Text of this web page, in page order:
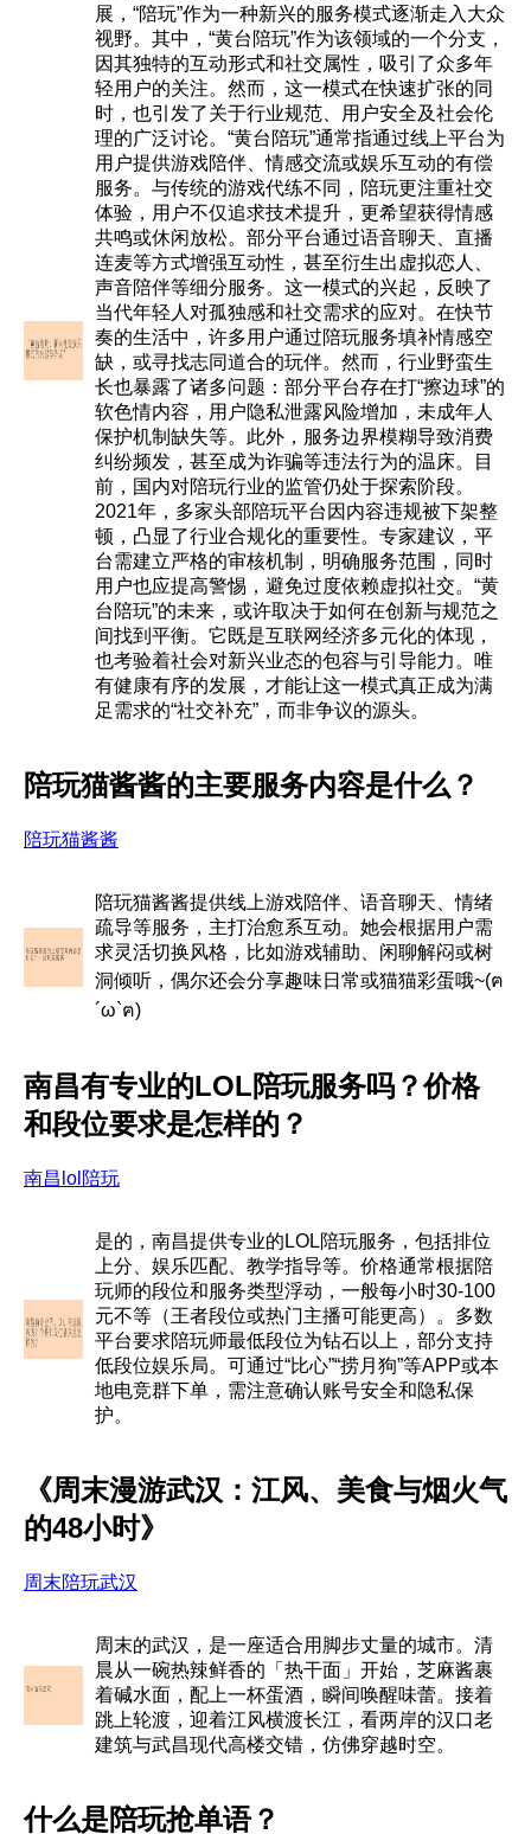
展，“陪玩”作为一种新兴的服务模式逐渐走入大众
视野。其中，“黄台陪玩”作为该领域的一个分支，
因其独特的互动形式和社交属性，吸引了众多年
轻用户的关注。然而，这一模式在快速扩张的同
时，也引发了关于行业规范、用户安全及社会伦
理的广泛讨论。“黄台陪玩”通常指通过线上平台为
用户提供游戏陪伴、情感交流或娱乐互动的有偿
服务。与传统的游戏代练不同，陪玩更注重社交
体验，用户不仅追求技术提升，更希望获得情感
共鸣或休闲放松。部分平台通过语音聊天、直播
连麦等方式增强互动性，甚至衍生出虚拟恋人、
声音陪伴等细分服务。这一模式的兴起，反映了
当代年轻人对孤独感和社交需求的应对。在快节
奏的生活中，许多用户通过陪玩服务填补情感空
缺，或寻找志同道合的玩伴。然而，行业野蛮生
长也暴露了诸多问题：部分平台存在打“擦边球”的
软色情内容，用户隐私泄露风险增加，未成年人
保护机制缺失等。此外，服务边界模糊导致消费
纠纷频发，甚至成为诈骗等违法行为的温床。目
前，国内对陪玩行业的监管仍处于探索阶段。
2021年，多家头部陪玩平台因内容违规被下架整
顿，凸显了行业合规化的重要性。专家建议，平
台需建立严格的审核机制，明确服务范围，同时
用户也应提高警惕，避免过度依赖虚拟社交。“黄
台陪玩”的未来，或许取决于如何在创新与规范之
间找到平衡。它既是互联网经济多元化的体现，
也考验着社会对新兴业态的包容与引导能力。唯
有健康有序的发展，才能让这一模式真正成为满
足需求的“社交补充”，而非争议的源头。
陪玩猫酱酱的主要服务内容是什么？
陪玩猫酱酱
陪玩猫酱酱提供线上游戏陪伴、语音聊天、情绪
疏导等服务，主打治愈系互动。她会根据用户需
求灵活切换风格，比如游戏辅助、闲聊解闷或树
洞倾听，偶尔还会分享趣味日常或猫猫彩蛋哦~(ฅ
´ω`ฅ)
南昌有专业的LOL陪玩服务吗？价格
和段位要求是怎样的？
南昌lol陪玩
是的，南昌提供专业的LOL陪玩服务，包括排位
上分、娱乐匹配、教学指导等。价格通常根据陪
玩师的段位和服务类型浮动，一般每小时30-100
元不等（王者段位或热门主播可能更高）。多数
平台要求陪玩师最低段位为钻石以上，部分支持
低段位娱乐局。可通过“比心”“捞月狗”等APP或本
地电竞群下单，需注意确认账号安全和隐私保
护。
《周末漫游武汉：江风、美食与烟火气
的48小时》
周末陪玩武汉
周末的武汉，是一座适合用脚步丈量的城市。清
晨从一碗热辣鲜香的「热干面」开始，芝麻酱裹
着碱水面，配上一杯蛋酒，瞬间唤醒味蕾。接着
跳上轮渡，迎着江风横渡长江，看两岸的汉口老
建筑与武昌现代高楼交错，仿佛穿越时空。
什么是陪玩抢单语？